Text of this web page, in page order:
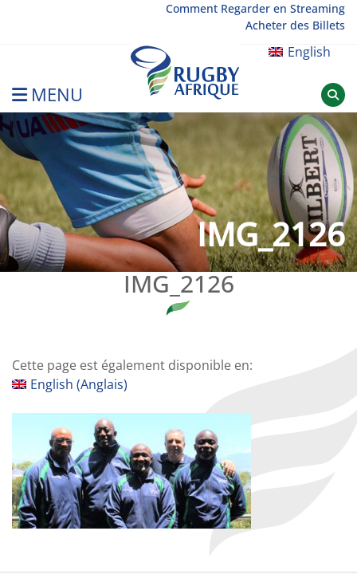
Comment Regarder en Streaming
Acheter des Billets
English
MENU
Rugby Afrique
IMG_2126
IMG_2126
Cette page est également disponible en:
English (Anglais)